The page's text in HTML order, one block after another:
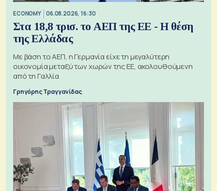
ECONOMY 06.08.2026, 16:30
Στα 18,8 τρισ. το ΑΕΠ της ΕΕ - Η θέση
της Ελλάδας
Με βάση το ΑΕΠ, η Γερμανία είχε τη μεγαλύτερη
οικονομία μεταξύ των χωρών της ΕΕ, ακολουθούμενη
από τη Γαλλία
Γρηγόρης Τραγγανίδας